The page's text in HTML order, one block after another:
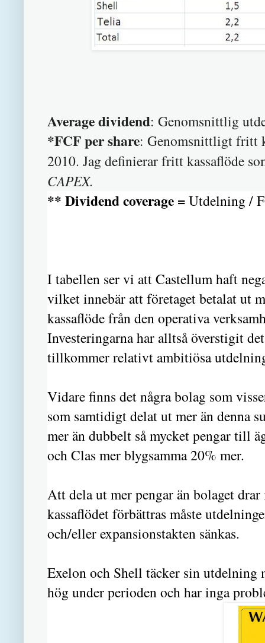
Average dividend: Genomsnittlig
*FCF per share: Genomsnittligt fritt
2010. Jag definierar fritt kassaflöde
CAPEX.
** Dividend coverage =Utdelning /
I tabellen ser vi att Castellum haft
vilket innebär att företaget betalat ut
kassaflöde från den operativa
Investeringarna har alltså överstigit
tillkommer relativt ambitiösa
Vidare finns det några bolag som
som samtidigt delat ut mer än denna
mer än dubbelt så mycket pengar till
och Clas mer blygsamma 20% mer.
Att dela ut mer pengar än bolaget
kassaflödet förbättras måste
och/eller expansionstakten sänkas.
Exelon och Shell täcker sin utdelning
hög under perioden och har inga